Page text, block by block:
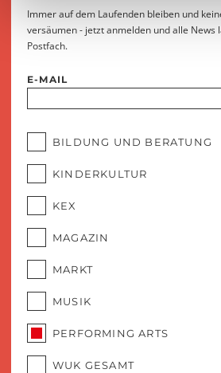
Immer auf dem Laufenden bleiben und
versäumen - jetzt anmelden und alle News
Postfach.
E-MAIL
BILDUNG UND BERATUNG
KINDERKULTUR
KEX
MAGAZIN
MARKT
MUSIK
PERFORMING ARTS
WUK GESAMT